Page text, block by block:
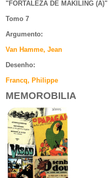
"FORTALEZA DE MAKILING (A)"
Tomo 7
Argumento:
Van Hamme, Jean
Desenho:
Francq, Philippe
MEMOROBILIA